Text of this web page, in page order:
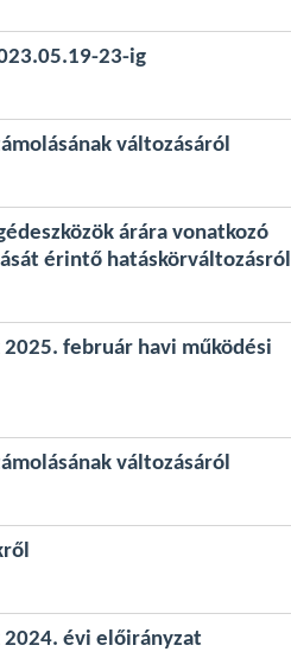
23-ig
változásáról
árára vonatkozó
érintő hatáskörváltozásról
február havi működési
változásáról
évi előirányzat